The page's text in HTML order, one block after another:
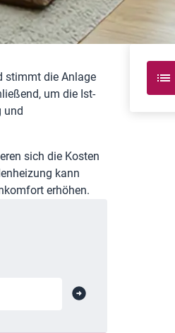
stimmt die Anlage
um die Ist-
und
sich die Kosten
kann
erhöhen.